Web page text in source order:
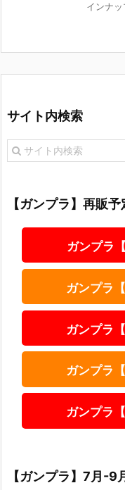
インナ
サイト内検索
【ガンプラ】再販
ガンプラ
ガンプラ
ガンプラ
ガンプラ
ガンプラ
【ガンプラ】7月-9